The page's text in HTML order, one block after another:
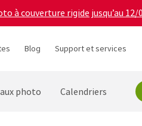
à couverture rigide jusqu’au 12/
Blog Support et services
photo Calendriers